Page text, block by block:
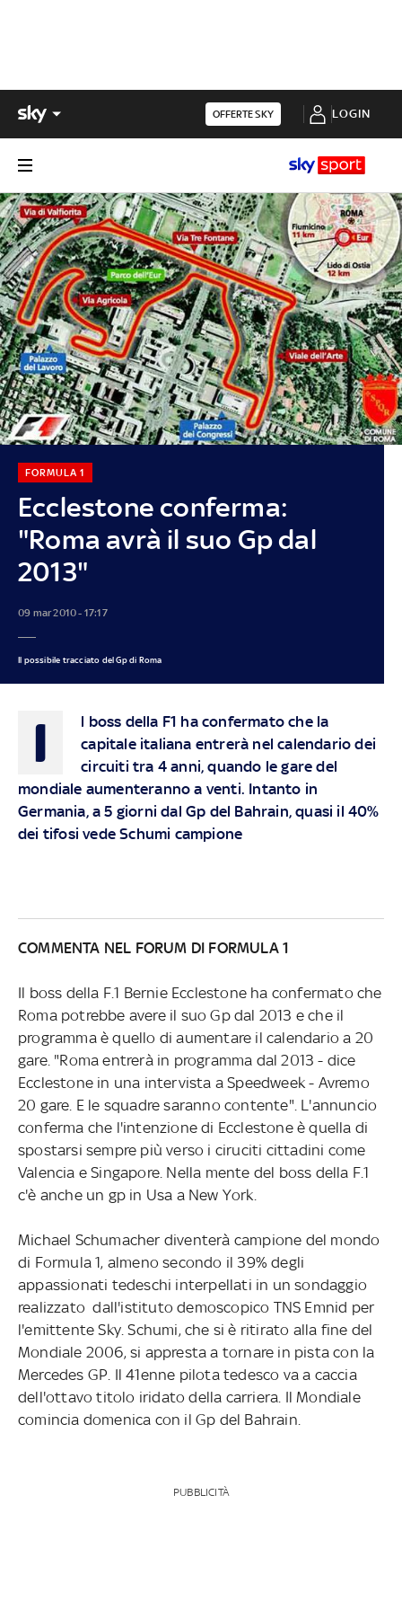
OFFERTE SKY LOGIN
Ecclestone conferma:
"Roma avrà il suo Gp dal
2013"
FORMULA 1
09 mar 2010 - 17:17
Il possibile tracciato del Gp di Roma
I
l boss della F1 ha confermato che la
capitale italiana entrerà nel calendario dei
circuiti tra 4 anni, quando le gare del
mondiale aumenteranno a venti. Intanto in
Germania, a 5 giorni dal Gp del Bahrain, quasi il 40%
dei tifosi vede Schumi campione
COMMENTA NEL FORUM DI FORMULA 1
Il boss della F.1 Bernie Ecclestone ha confermato che
Roma potrebbe avere il suo Gp dal 2013 e che il
programma è quello di aumentare il calendario a 20
gare. "Roma entrerà in programma dal 2013 - dice
Ecclestone in una intervista a Speedweek - Avremo
20 gare. E le squadre saranno contente". L'annuncio
conferma che l'intenzione di Ecclestone è quella di
spostarsi sempre più verso i ciruciti cittadini come
Valencia e Singapore. Nella mente del boss della F.1
c'è anche un gp in Usa a New York.
Michael Schumacher diventerà campione del mondo
di Formula 1, almeno secondo il 39% degli
appassionati tedeschi interpellati in un sondaggio
realizzato dall'istituto demoscopico TNS Emnid per
l'emittente Sky. Schumi, che si è ritirato alla fine del
Mondiale 2006, si appresta a tornare in pista con la
Mercedes GP. Il 41enne pilota tedesco va a caccia
dell'ottavo titolo iridato della carriera. Il Mondiale
comincia domenica con il Gp del Bahrain.
PUBBLICITÀ